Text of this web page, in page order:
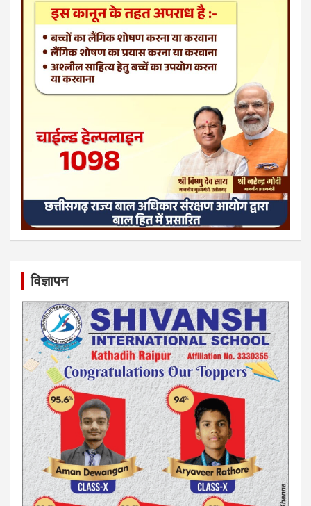
विज्ञापन